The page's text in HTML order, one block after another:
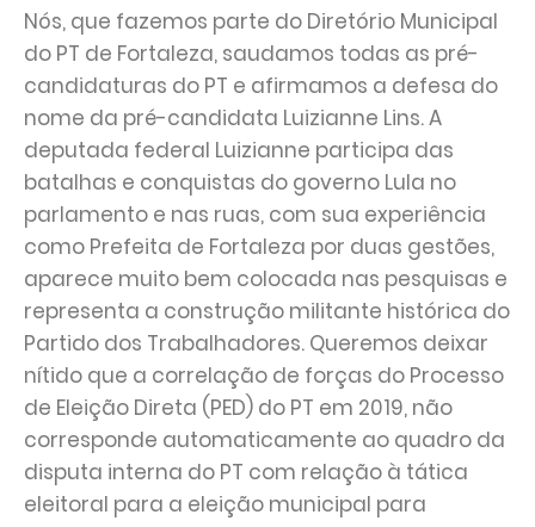
Nós, que fazemos parte do Diretório Municipal
do PT de Fortaleza, saudamos todas as pré-
candidaturas do PT e afirmamos a defesa do
nome da pré-candidata Luizianne Lins. A
deputada federal Luizianne participa das
batalhas e conquistas do governo Lula no
parlamento e nas ruas, com sua experiência
como Prefeita de Fortaleza por duas gestões,
aparece muito bem colocada nas pesquisas e
representa a construção militante histórica do
Partido dos Trabalhadores. Queremos deixar
nítido que a correlação de forças do Processo
de Eleição Direta (PED) do PT em 2019, não
corresponde automaticamente ao quadro da
disputa interna do PT com relação à tática
eleitoral para a eleição municipal para